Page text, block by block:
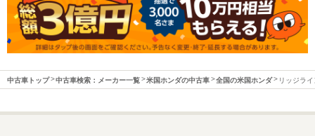
中古車トップ 中古車検索：メーカー一覧 米国ホンダの中古車 全国の米国ホンダ リッジラ